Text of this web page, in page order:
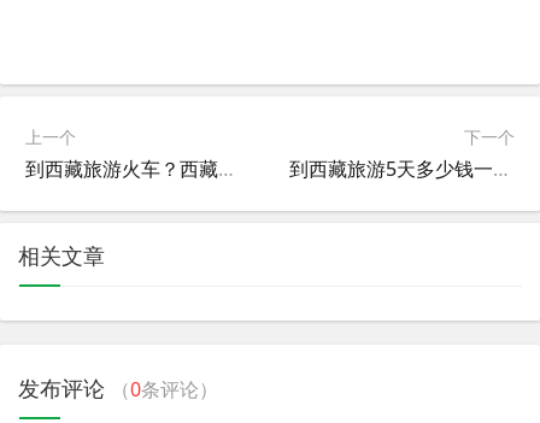
上一个
到西藏旅游火车？西藏旅游火车票多少钱
下一个
到西藏旅游5天多少钱一个人啊？去西藏旅游7天多少钱
相关文章
发布评论 （0条评论）